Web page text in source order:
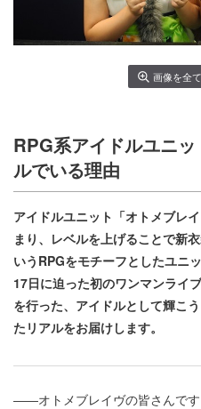
画像を全
RPG系アイドルユニ
ルでいる理由
アイドルユニット「オトメブレ
まり、レベルを上げることで新
いうRPGをモチーフとしたユニ
17日に迫った初のワンマンライ
を行った、アイドルとして輝こ
たリアルをお届けします。
――オトメブレイヴの皆さんです